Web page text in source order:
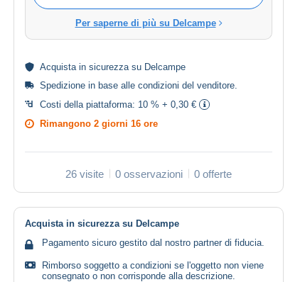
Per saperne di più su Delcampe
Acquista in sicurezza su Delcampe
Spedizione in base alle condizioni del venditore
Costi della piattaforma: 10 % + 0,30 €
Rimangono 2 giorni 16 ore
26 visite 0 osservazioni 0 offerte
Acquista in sicurezza su Delcampe
Pagamento sicuro gestito dal nostro partner di fiducia.
Rimborso soggetto a condizioni se l'oggetto non viene
consegnato o non corrisponde alla descrizione.